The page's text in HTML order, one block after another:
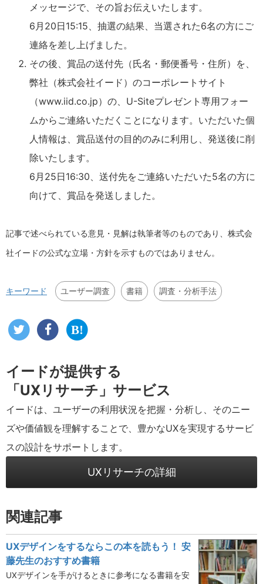
メッセージで、その旨お伝えいたします。
6月20日15:15、抽選の結果、当選された6名の方にご
連絡を差し上げました。
その後、賞品の送付先（氏名・郵便番号・住所）を、
弊社（株式会社イード）のコーポレートサイト
（www.iid.co.jp）の、U-Siteプレゼント専用フォー
ムからご連絡いただくことになります。いただいた個
人情報は、賞品送付の目的のみに利用し、発送後に削
除いたします。
6月25日16:30、送付先をご連絡いただいた5名の方に
向けて、賞品を発送しました。
記事で述べられている意見・見解は執筆者等のものであり、株式会
社イードの公式な立場・方針を示すものではありません。
キーワード ユーザー調査 書籍 調査・分析手法
イードが提供する
「UXリサーチ」サービス
イードは、ユーザーの利用状況を把握・分析し、そのニー
ズや価値観を理解することで、豊かなUXを実現するサービ
スの設計をサポートします。
UXリサーチの詳細
関連記事
UXデザインをするならこの本を読もう！ 安
藤先生のおすすめ書籍
UXデザインを手がけるときに参考になる書籍を安